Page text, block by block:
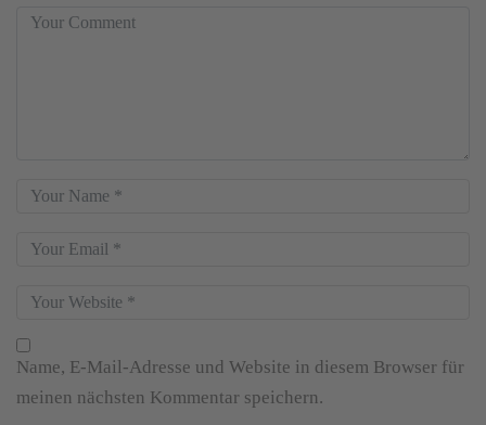
Name, E-Mail-Adresse und Website in diesem Browser für
meinen nächsten Kommentar speichern.